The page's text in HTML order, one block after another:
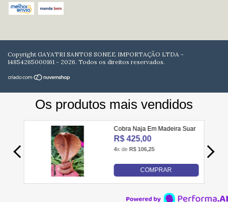
Copyright GAYATRI SANTOS SONEE IMPORTAÇÃO LTDA -
14854265000161 - 2026. Todos os direitos reservados.